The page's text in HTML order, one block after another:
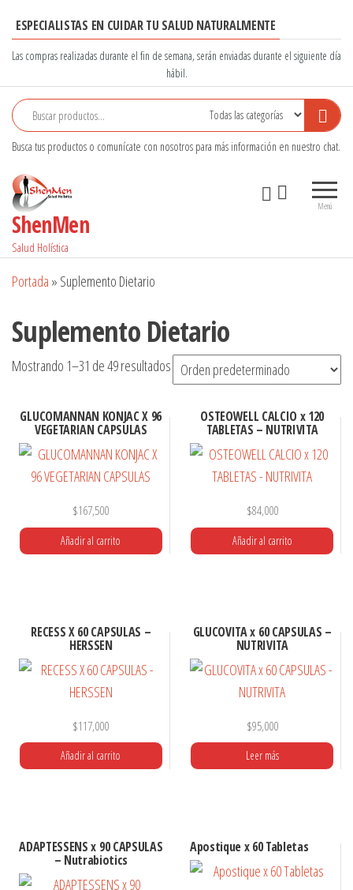
contenido
ESPECIALISTAS EN CUIDAR TU SALUD NATURALMENTE
Las compras realizadas durante el fin de semana, serán enviadas durante el siguiente día
hábil.
Busca tus productos o comunícate con nosotros para más información en nuestro chat.
ShenMen
Salud Holística
Menú
Portada » Suplemento Dietario
Suplemento Dietario
Mostrando 1–31 de 49 resultados
GLUCOMANNAN KONJAC X 96
VEGETARIAN CAPSULAS
$167,500
Añadir al carrito
OSTEOWELL CALCIO x 120
TABLETAS – NUTRIVITA
$84,000
Añadir al carrito
RECESS X 60 CAPSULAS –
HERSSEN
$117,000
Añadir al carrito
GLUCOVITA x 60 CAPSULAS –
NUTRIVITA
$95,000
Leer más
ADAPTESSENS x 90 CAPSULAS
– Nutrabiotics
Apostique x 60 Tabletas